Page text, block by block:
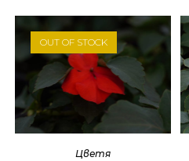
OUT OF STOCK
ОЩЕ
Цветя